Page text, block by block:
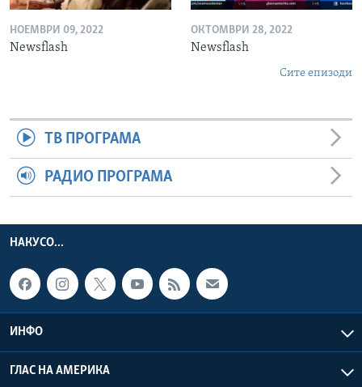
НОЕМВРИ 09, 2022
Newsflash
ОКТОМВРИ 28, 2022
Newsflash
Сите епизоди
ТВ ПРОГРАМА
РАДИО ПРОГРАМА
НАКУСО...
ИНФО
ГЛАС НА АМЕРИКА